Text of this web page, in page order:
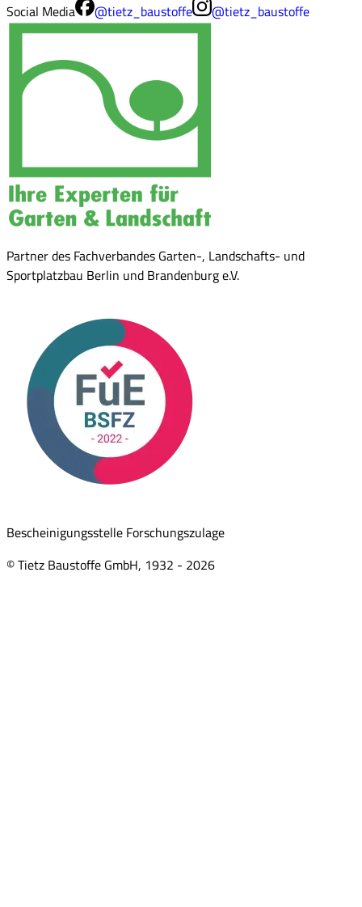
Social Media
@tietz_baustoffe @tietz_baustoffe
Partner des Fachverbandes Garten-, Landschafts- und
Sportplatzbau Berlin und Brandenburg e.V.
Bescheinigungsstelle Forschungszulage
© Tietz Baustoffe GmbH, 1932 - 2026